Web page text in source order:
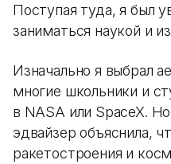
Поступая туда, я был
заниматься наукой и
Изначально я выбрал
многие школьники и
в NASA или SpaceX.
эдвайзер объяснила,
ракетостроения и